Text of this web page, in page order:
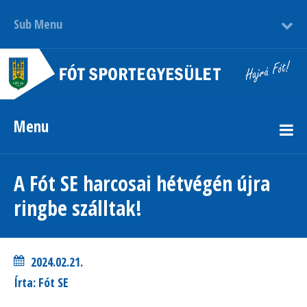
Sub Menu
Menu
A Fót SE harcosai hétvégén újra
ringbe szálltak!
2024.02.21.
Írta: Fót SE